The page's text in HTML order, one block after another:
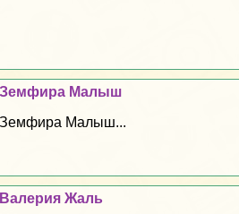
Земфира Малыш
Земфира Малыш...
Валерия Жаль